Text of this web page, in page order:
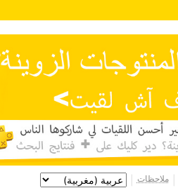
ملاحظات